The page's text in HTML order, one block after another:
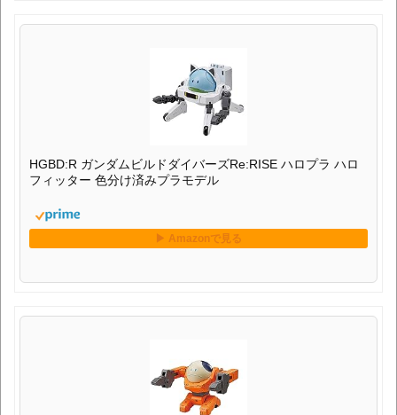
HGBD:R ガンダムビルドダイバーズRe:RISE ハロプラ ハロ
フィッター 色分け済みプラモデル